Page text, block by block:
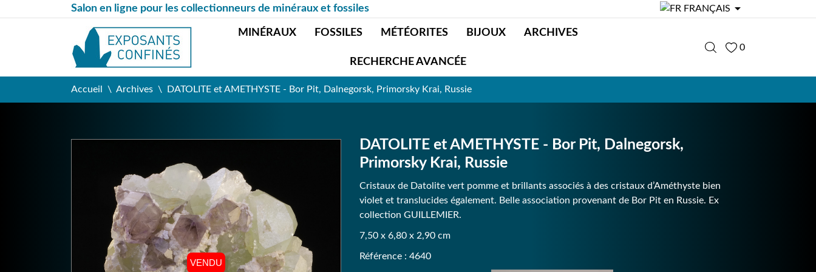
Salon en ligne pour les collectionneurs de minéraux et fossiles FRANÇAIS 
MINÉRAUX FOSSILES MÉTÉORITES BIJOUX ARCHIVES
RECHERCHE AVANCÉE
0
Accueil Archives DATOLITE et AMETHYSTE - Bor Pit, Dalnegorsk, Primorsky Krai, Russie
VENDU
DATOLITE et AMETHYSTE - Bor Pit, Dalnegorsk,
Primorsky Krai, Russie
Cristaux de Datolite vert pomme et brillants associés à des cristaux d’Améthyste bien
violet et translucides également. Belle association provenant de Bor Pit en Russie. Ex
collection GUILLEMIER.
7,50 x 6,80 x 2,90 cm
Référence : 4640